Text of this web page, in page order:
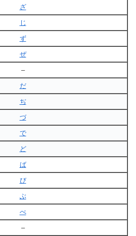
ざ
じ
ず
ぜ
–
だ
ぢ
づ
で
ど
ば
び
ぶ
べ
–